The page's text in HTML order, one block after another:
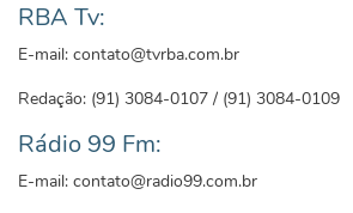
RBA Tv:
E-mail: contato@tvrba.com.br
Redação: (91) 3084-0107 / (91) 3084-0109
Rádio 99 Fm:
E-mail: contato@radio99.com.br